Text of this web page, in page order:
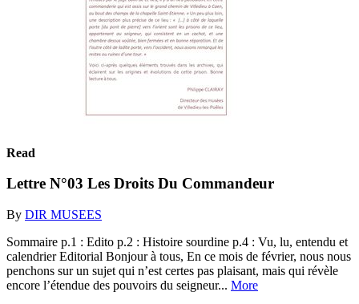
Read
Lettre N°03 Les Droits Du Commandeur
By DIR MUSEES
Sommaire p.1 : Edito p.2 : Histoire sourdine p.4 : Vu, lu, entendu et
calendrier Editorial Bonjour à tous, En ce mois de février, nous nous
penchons sur un sujet qui n’est certes pas plaisant, mais qui révèle
encore l’étendue des pouvoirs du seigneur... More